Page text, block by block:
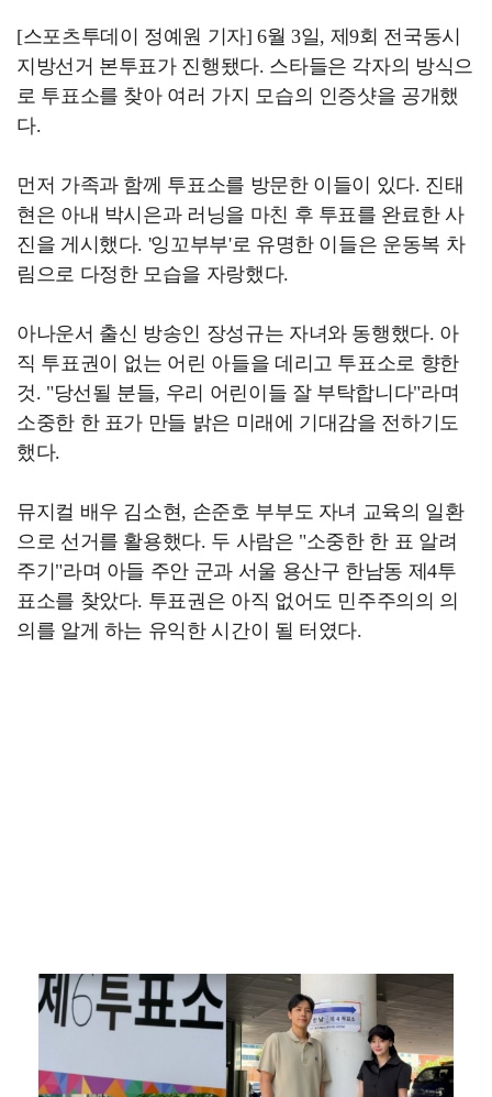
[스포츠투데이 정예원 기자] 6월 3일, 제9회 전국동시
지방선거 본투표가 진행됐다. 스타들은 각자의 방식으
로 투표소를 찾아 여러 가지 모습의 인증샷을 공개했
다.
먼저 가족과 함께 투표소를 방문한 이들이 있다. 진태
현은 아내 박시은과 러닝을 마친 후 투표를 완료한 사
진을 게시했다. '잉꼬부부'로 유명한 이들은 운동복 차
림으로 다정한 모습을 자랑했다.
아나운서 출신 방송인 장성규는 자녀와 동행했다. 아
직 투표권이 없는 어린 아들을 데리고 투표소로 향한
것. "당선될 분들, 우리 어린이들 잘 부탁합니다"라며
소중한 한 표가 만들 밝은 미래에 기대감을 전하기도
했다.
뮤지컬 배우 김소현, 손준호 부부도 자녀 교육의 일환
으로 선거를 활용했다. 두 사람은 "소중한 한 표 알려
주기"라며 아들 주안 군과 서울 용산구 한남동 제4투
표소를 찾았다. 투표권은 아직 없어도 민주주의의 의
의를 알게 하는 유익한 시간이 될 터였다.